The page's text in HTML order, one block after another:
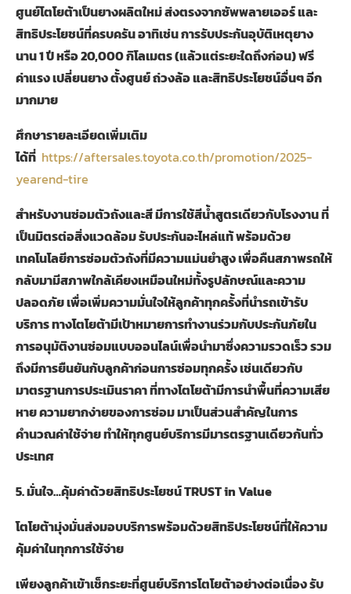
ศูนย์โตโยต้าเป็นยางผลิตใหม่ ส่งตรงจากซัพพลายเออร์ และ
สิทธิประโยชน์ที่ครบครัน อาทิเช่น การรับประกันอุบัติเหตุยาง
นาน1ปี หรือ20,000กิโลเมตร (แล้วแต่ระยะใดถึงก่อน) ฟรี
ค่าแรง เปลี่ยนยาง ตั้งศูนย์ ถ่วงล้อ และสิทธิประโยชน์อื่นๆ อีก
มากมาย
ศึกษารายละเอียดเพิ่มเติม
ได้ที่ https://aftersales.toyota.co.th/promotion/2025-
yearend-tire
สำหรับงานซ่อมตัวถังและสี มีการใช้สีน้ำสูตรเดียวกับโรงงาน ที่
เป็นมิตรต่อสิ่งแวดล้อม รับประกันอะไหล่แท้ พร้อมด้วย
เทคโนโลยีการซ่อมตัวถังที่มีความแม่นยำสูง เพื่อคืนสภาพรถให้
กลับมามีสภาพใกล้เคียงเหมือนใหม่ทั้งรูปลักษณ์และความ
ปลอดภัย เพื่อเพิ่มความมั่นใจให้ลูกค้าทุกครั้งที่นำรถเข้ารับ
บริการ ทางโตโยต้ามีเป้าหมายการทำงานร่วมกับประกันภัยใน
การอนุมัติงานซ่อมแบบออนไลน์เพื่อนำมาซึ่งความรวดเร็ว รวม
ถึงมีการยืนยันกับลูกค้าก่อนการซ่อมทุกครั้ง เช่นเดียวกับ
มาตรฐานการประเมินราคา ที่ทางโตโยต้ามีการนำพื้นที่ความเสีย
หาย ความยากง่ายของการซ่อม มาเป็นส่วนสำคัญในการ
คำนวณค่าใช้จ่าย ทำให้ทุกศูนย์บริการมีมารตรฐานเดียวกันทั่ว
ประเทศ
5.มั่นใจ…คุ้มค่าด้วยสิทธิประโยชน์TRUST in Value
โตโยต้ามุ่งมั่นส่งมอบบริการพร้อมด้วยสิทธิประโยชน์ที่ให้ความ
คุ้มค่าในทุกการใช้จ่าย
เพียงลูกค้าเข้าเช็กระยะที่ศูนย์บริการโตโยต้าอย่างต่อเนื่อง รับ